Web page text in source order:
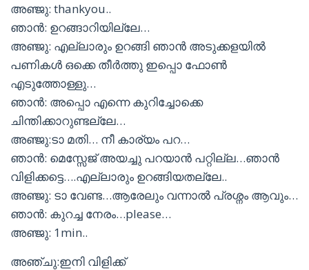
അഞ്ജു: thankyou..
ഞാൻ: ഉറങ്ങാറിയില്ലേ…
അഞ്ജു: എല്ലാരും ഉറങ്ങി ഞാൻ അടുക്കളയിൽ
പണികൾ ഒക്കെ തീർത്തു ഇപ്പൊ ഫോൺ
എടുത്തോള്ളു…
ഞാൻ: അപ്പൊ എന്നെ കുറിച്ചോക്കെ
ചിന്തിക്കാറുണ്ടല്ലേ…
അഞ്ജു:ടാ മതി… നീ കാര്യം പറ…
ഞാൻ: മെസ്സേജ് അയച്ചു പറയാൻ പറ്റില്ല…ഞാൻ
വിളിക്കട്ടെ….എല്ലാരും ഉറങ്ങിയതല്ലേ..
അഞ്ജു: ടാ വേണ്ട…ആരേലും വന്നാൽ പ്രശ്നം ആവും…
ഞാൻ: കുറച്ച നേരം…please…
അഞ്ജു: 1min..
അഞ്ചു:ഇനി വിളിക്ക്